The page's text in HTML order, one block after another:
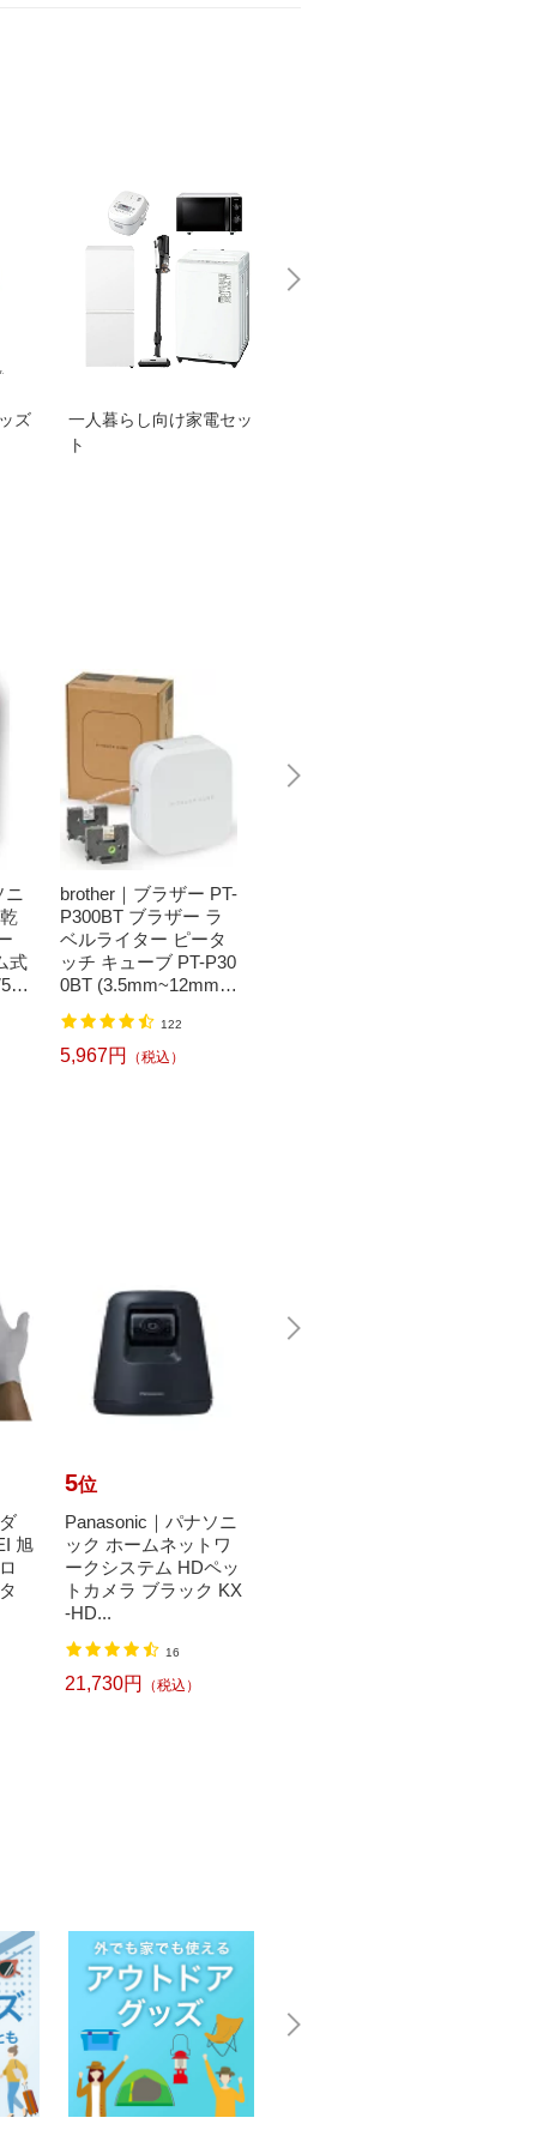
ズ
一人暮らし向け家電セッ
ト
ニ
式
brother｜ブラザー PT-
P300BT ブラザー ラ
ベルライター ピータ
ッチ キューブ PT-P30
0BT (3.5mm~12mm
CH CUBE（ピータッ
チキューブ）[PTP300
122
5,967円 （税込）
旭
5位
Panasonic｜パナソニ
ック ホームネットワ
ークシステム HDペッ
トカメラ ブラック KX
-HD...
16
21,730円 （税込）